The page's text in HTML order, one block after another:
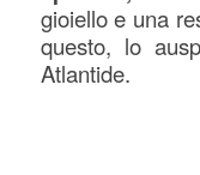
gioiello e una
questo, lo
Atlantide.